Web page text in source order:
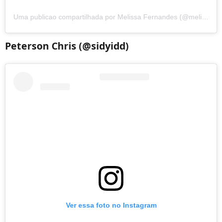
Uma publicao compartilhada por Melissa Fernandes (@melissaferndx)
Peterson Chris (@sidyidd)
Ver essa foto no Instagram